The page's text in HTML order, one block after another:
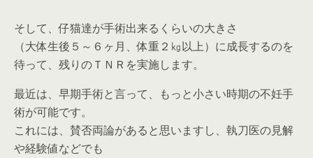
そして、仔猫達が手術出来るくらいの大きさ
（大体生後５～６ヶ月、体重２㎏以上）に成長するのを
待って、残りのＴＮＲを実施します。
最近は、 早期手術と言って、もっと小さい時期の不妊手
術が可能です。
これには、賛否両論があると思いますし、執刀医の見解
や経験値などでも